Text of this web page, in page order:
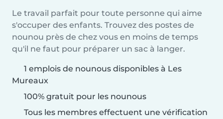
Le travail parfait pour toute personne qui aime
s'occuper des enfants. Trouvez des postes de
nounou près de chez vous en moins de temps
qu'il ne faut pour préparer un sac à langer.
1 emplois de nounous disponibles à Les
Mureaux
100% gratuit pour les nounous
Tous les membres effectuent une vérification